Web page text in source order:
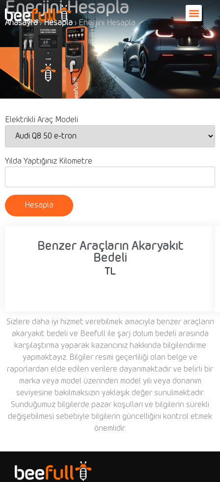
Enerjini Hesapla
Anasayfa › Hesapla › Enerjini Hesapla
Elektrikli Araç Modeli
Yılda Yaptığınız Kilometre
Hesapla
Benzer Araçların Akaryakıt
Bedeli
TL
Sizlere daha iyi hizmet verebilmek amacıyla benzer araçların
akaryakıt bedeli ve Beefull ile şarj dolum bedeli arasında
karşılaştırma yaparak kazancınız hakkında bilgilendirme
yapmaktayız. Bilgiler resmi geçerliliği olan belge ve
raporlardan elde edilen verilere dayanmaktadır ve belirli bir
marka veya model üzerinden model yılı veya donanım
seviyesine bakılmaksızın yaklaşık değer sunulmaktadır.
Sunduğumuz bilgilerde pazar koşulları ve bilgilerin sürekli
değişebilmesi sebebiyle bilgilerin güncelliğini kontrol etmek
önemlidir.